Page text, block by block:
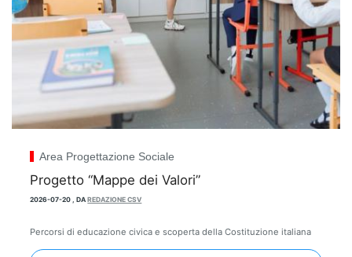
Area Progettazione Sociale
Progetto “Mappe dei Valori”
2026-07-20 ,DAREDAZIONE CSV
Percorsi di educazione civica e scoperta della Costituzione italiana